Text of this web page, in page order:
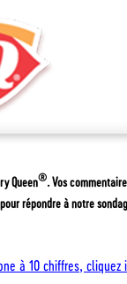
Queen®. Vos
répondre à notre
à 10 chiffres, cliquez